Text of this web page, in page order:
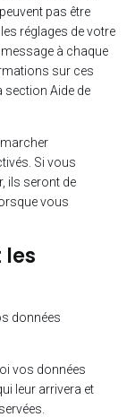
pas être
réglages de votre
à chaque
sur ces
Aide de
Si vous
ils seront de
vous
les
données
vos données
leur arrivera et